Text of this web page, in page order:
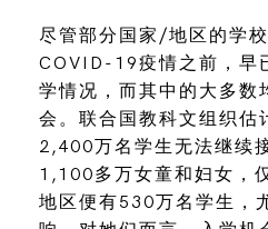
尽管部分国家/地区的学
COVID-19疫情之前，早
学情况，而其中的大多数
会。联合国教科文组织估
2,400万名学生无法继续
1,100多万女童和妇女，
地区便有530万名学生，